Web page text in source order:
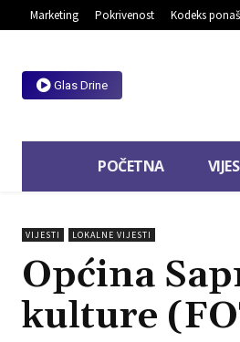
Marketing Pokrivenost Kodeks
Glas Drine
POČETNA
VIJESTI LOKALNE VIJESTI
Općina
kulture